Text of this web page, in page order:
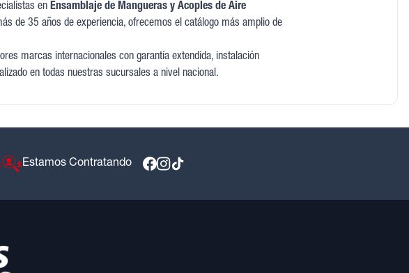
en Ensamblaje de Mangueras y Acoples de Aire
de 35 años de experiencia, ofrecemos el catálogo más amplio de
marcas internacionales con garantía extendida, instalación
en todas nuestras sucursales a nivel nacional.
Estamos Contratando